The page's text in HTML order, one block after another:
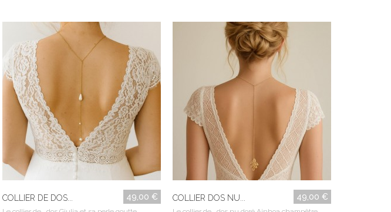
COLLIER DE DOS... 49,00 € COLLIER DOS NU... 49,00 €